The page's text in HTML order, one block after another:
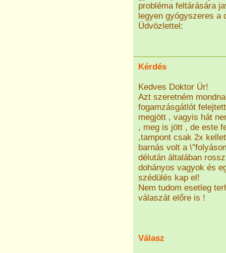
probléma feltárására
legyen gyógyszeres a
Üdvözlettel:
Kérdés
Kedves Doktor Úr!
Azt szeretném
fogamzásgátlót
megjött , vagyis hát
, meg is jött , de este
,tampont csak 2x
barnás volt a
délután általában
dohányos vagyok és
szédülés kap el!
Nem tudom esetleg
válaszát előre is !
Válasz